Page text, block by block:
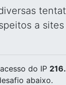
a
do IP
abaixo.